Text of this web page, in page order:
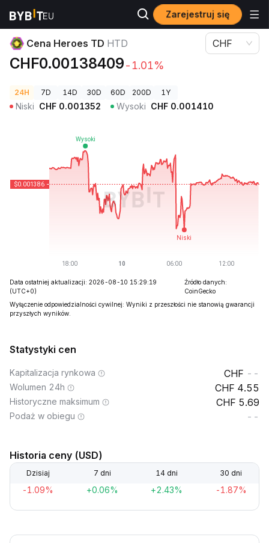
Zarejestruj się
Ceny kryptowalut Cena Heroes TD HTD
Cena Heroes TD HTD
CHF0.00138409-1.01%
CHF
24H 7D 14D 30D 60D 200D 1Y
Niski CHF 0.001352 Wysoki CHF 0.001410
Data ostatniej aktualizacji: 2026-08-10 15:29:19
(UTC+0)
Źródło danych:
CoinGecko
Wyłączenie odpowiedzialności cywilnej: Wyniki z przeszłości nie stanowią gwarancji
przyszłych wyników.
Statystyki cen
Kapitalizacja rynkowa --
Wolumen 24h 4.55
Historyczne maksimum 5.69
Podaż w obiegu --
Historia ceny (USD)
Dzisiaj 7 dni 14 dni 30 dni
-1.09% +0.06% +2.43% -1.87%